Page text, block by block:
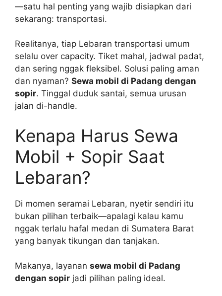
—satu hal penting yang wajib disiapkan dari
sekarang: transportasi.
Realitanya, tiap Lebaran transportasi umum
selalu over capacity. Tiket mahal, jadwal padat,
dan sering nggak fleksibel. Solusi paling aman
dan nyaman? Sewa mobil di Padang dengan
sopir. Tinggal duduk santai, semua urusan
jalan di-handle.
Kenapa Harus Sewa
Mobil + Sopir Saat
Lebaran?
Di momen seramai Lebaran, nyetir sendiri itu
bukan pilihan terbaik—apalagi kalau kamu
nggak terlalu hafal medan di Sumatera Barat
yang banyak tikungan dan tanjakan.
Makanya, layanan sewa mobil di Padang
dengan sopir jadi pilihan paling ideal.